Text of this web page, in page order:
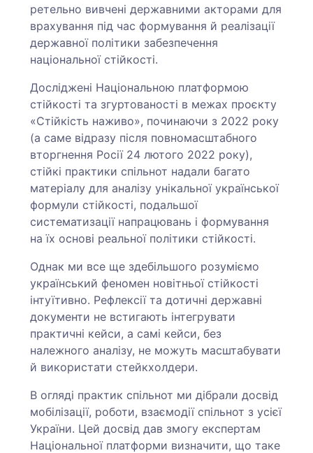
ретельно вивчені державними акторами для
врахування під час формування й реалізації
державної політики забезпечення
національної стійкості.
Досліджені Національною платформою
стійкості та згуртованості в межах проєкту
«Стійкість наживо», починаючи з 2022 року
(а саме відразу після повномасштабного
вторгнення Росії 24 лютого 2022 року),
стійкі практики спільнот надали багато
матеріалу для аналізу унікальної української
формули стійкості, подальшої
систематизації напрацювань і формування
на їх основі реальної політики стійкості.
Однак ми все ще здебільшого розуміємо
український феномен новітньої стійкості
інтуїтивно. Рефлексії та дотичні державні
документи не встигають інтегрувати
практичні кейси, а самі кейси, без
належного аналізу, не можуть масштабувати
й використати стейкхолдери.
В огляді практик спільнот ми дібрали досвід
мобілізації, роботи, взаємодії спільнот з усієї
України. Цей досвід дав змогу експертам
Національної платформи визначити, що таке